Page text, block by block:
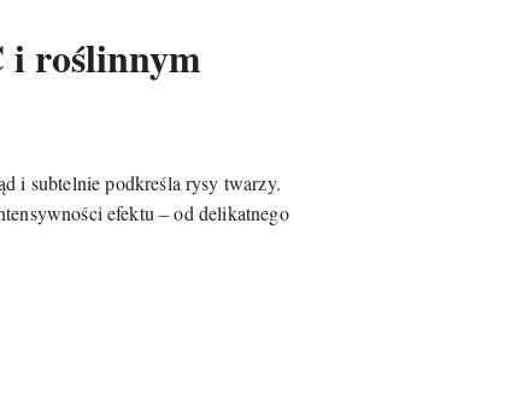
i roślinnym
i subtelnie podkreśla rysy twarzy.
efektu – od delikatnego